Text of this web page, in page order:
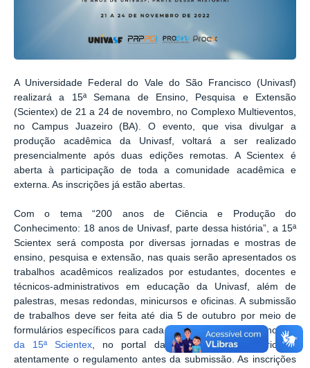
A Universidade Federal do Vale do São Francisco (Univasf)
realizará a 15ª Semana de Ensino, Pesquisa e Extensão
(Scientex) de 21 a 24 de novembro, no Complexo Multieventos,
no Campus Juazeiro (BA). O evento, que visa divulgar a
produção acadêmica da Univasf, voltará a ser realizado
presencialmente após duas edições remotas. A Scientex é
aberta à participação de toda a comunidade acadêmica e
externa. As inscrições já estão abertas.
Com o tema “200 anos de Ciência e Produção do
Conhecimento: 18 anos de Univasf, parte dessa história”, a 15ª
Scientex será composta por diversas jornadas e mostras de
ensino, pesquisa e extensão, nas quais serão apresentados os
trabalhos acadêmicos realizados por estudantes, docentes e
técnicos-administrativos em educação da Univasf, além de
palestras, mesas redondas, minicursos e oficinas. A submissão
de trabalhos deve ser feita até dia 5 de outubro por meio de
formulários específicos para cada chamada, disponíveis no site
da 15ª Scientex, no portal da Univasf. É necessário ler
atentamente o regulamento antes da submissão. As inscrições